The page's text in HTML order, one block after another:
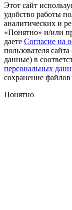
Этот сайт
удобство работы
аналитических и
«Понятно» и/или
даете Согласие на
пользователя
данные) в
персональных
сохранение файлов
Понятно